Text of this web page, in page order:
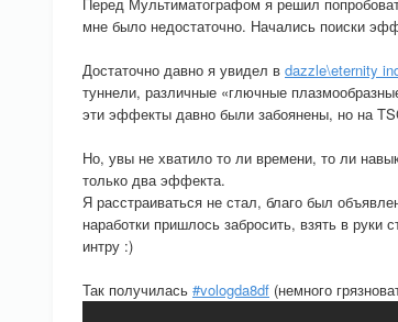
мне было недостаточно. Начались поиски
Достаточно давно я увидел в dazzle\eternity
туннели, различные «глючные
эти эффекты давно были забоянены, но на
Но, увы не хватило то ли времени, то ли
только два эффекта.
Я расстраиваться не стал, благо был
наработки пришлось забросить, взять в
интру :)
Так получилась #vologda8df (немного